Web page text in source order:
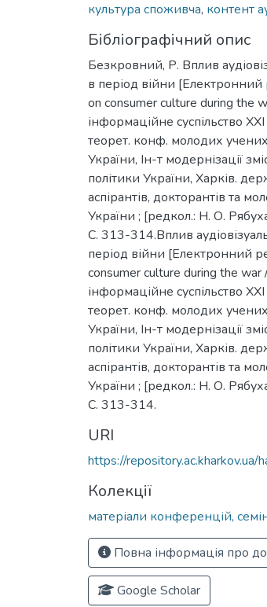
культура споживча, контент
Бібліографічний опис
Безкровний, Р. Вплив
в період війни [Електронний
on consumer culture during the
інформаційне суспільство
теорет. конф. молодих
України, Ін-т модернізації
політики України, Харків.
аспірантів, докторантів та
України ; [редкол.: Н. О.
С. 313-314.Вплив
період війни [Електронний
consumer culture during the
інформаційне суспільство
теорет. конф. молодих
України, Ін-т модернізації
політики України, Харків.
аспірантів, докторантів та
України ; [редкол.: Н. О.
С. 313-314.
URI
https://
Колекції
матеріали конференцій,
Повна інформація про
Google Scholar